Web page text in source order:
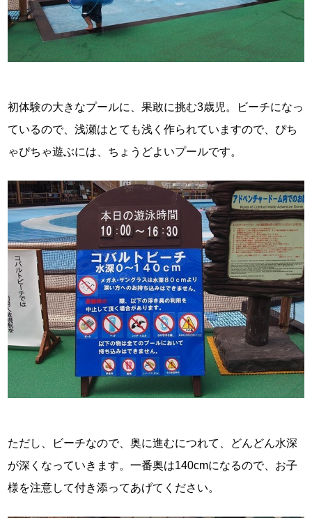
初体験の大きなプールに、果敢に挑む3歳児。ビーチになっ
ているので、浅瀬はとても浅く作られていますので、ぴち
ゃぴちゃ遊ぶには、ちょうどよいプールです。
ただし、ビーチなので、奥に進むにつれて、どんどん水深
が深くなっていきます。一番奥は140cmになるので、お子
様を注意して付き添ってあげてください。